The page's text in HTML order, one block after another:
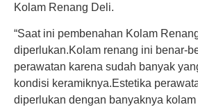
Kolam Renang Deli.
“Saat ini pembenahan Kolam
diperlukan.Kolam renang ini benar-
perawatan karena sudah banyak
kondisi keramiknya.Estetika
diperlukan dengan banyaknya